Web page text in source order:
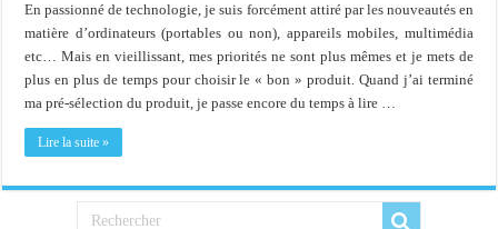
Veille technologique du 23/01/2016
Veille technologique du 17-01-2016
Bonne année 2016 et rétro 2015
Memento - Centos revenir en arrière après un yum update
Importer du contenu XML dans une table SQL serveur
OnlyOffice, une solution CRM/Gestion documents et plus encore...
En passionné de technologie, je suis forcément attiré par les nouveautés en
matière d’ordinateurs (portables ou non), appareils mobiles, multimédia
etc… Mais en vieillissant, mes priorités ne sont plus mêmes et je mets de
plus en plus de temps pour choisir le « bon » produit. Quand j’ai terminé
ma pré-sélection du produit, je passe encore du temps à lire …
Lire la suite »